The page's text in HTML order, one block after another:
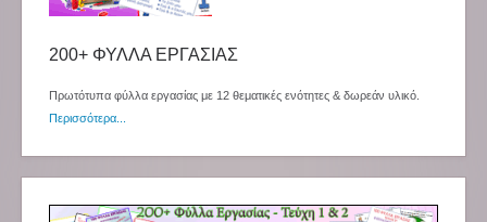
200+ ΦΥΛΛΑ ΕΡΓΑΣΙΑΣ
Πρωτότυπα φύλλα εργασίας με 12 θεματικές ενότητες & δωρεάν υλικό.
Περισσότερα...